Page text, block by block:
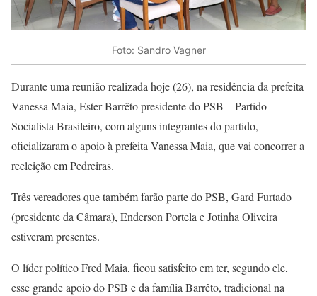
Foto: Sandro Vagner
Durante uma reunião realizada hoje (26), na residência da prefeita
Vanessa Maia, Ester Barrêto presidente do PSB – Partido
Socialista Brasileiro, com alguns integrantes do partido,
oficializaram o apoio à prefeita Vanessa Maia, que vai concorrer a
reeleição em Pedreiras.
Três vereadores que também farão parte do PSB, Gard Furtado
(presidente da Câmara), Enderson Portela e Jotinha Oliveira
estiveram presentes.
O líder político Fred Maia, ficou satisfeito em ter, segundo ele,
esse grande apoio do PSB e da família Barrêto, tradicional na